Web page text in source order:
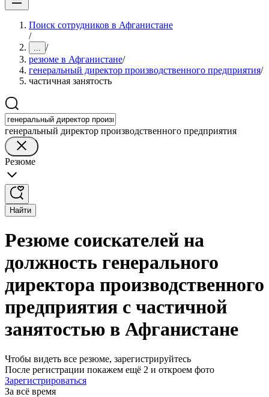
Поиск сотрудников в Афганистане
/
... /
резюме в Афганистане/
генеральный директор производственного предприятия/
частичная занятость
генеральный директор производственного предприятия
Резюме
Найти
Резюме соискателей на
должность генерального
директора производственного
предприятия с частичной
занятостью в Афганистане
Чтобы видеть все резюме, зарегистрируйтесь
После регистрации покажем ещё 2 и откроем фото
Зарегистрироваться
За всё время